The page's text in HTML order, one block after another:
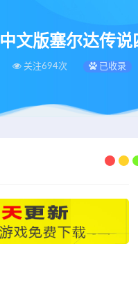
文版塞尔达传
关注694次 已收录